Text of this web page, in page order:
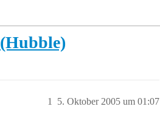
5. Oktober 2005 um 01:07
1